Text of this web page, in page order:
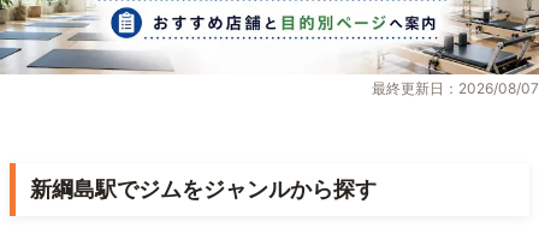
最終更新日：2026/08/07
新綱島駅でジムをジャンルから探す